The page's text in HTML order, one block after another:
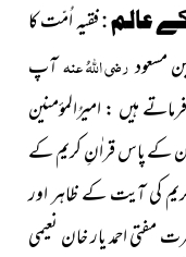
عالم :فقیہِ اُمّت کا
مسعودرضی اللہُ عنہآپ
ہیں : امیرُالمؤمنین
جن کے پاس قراٰنِ کریم کے
کی آیت کے ظاہر اور
احمد یار خان نعیمی